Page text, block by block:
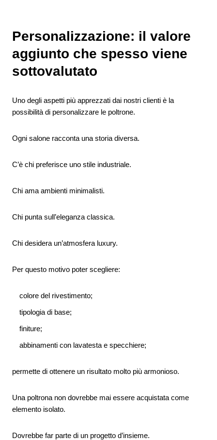
Personalizzazione: il valore
aggiunto che spesso viene
sottovalutato
Uno degli aspetti più apprezzati dai nostri clienti è la
possibilità di personalizzare le poltrone.
Ogni salone racconta una storia diversa.
C’è chi preferisce uno stile industriale.
Chi ama ambienti minimalisti.
Chi punta sull’eleganza classica.
Chi desidera un’atmosfera luxury.
Per questo motivo poter scegliere:
colore del rivestimento;
tipologia di base;
finiture;
abbinamenti con lavatesta e specchiere;
permette di ottenere un risultato molto più armonioso.
Una poltrona non dovrebbe mai essere acquistata come
elemento isolato.
Dovrebbe far parte di un progetto d’insieme.